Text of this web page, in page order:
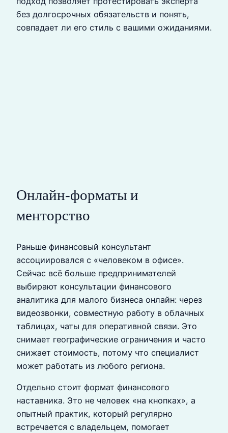
без долгосрочных обязательств и понять,
совпадает ли его стиль с вашими ожиданиями.
Онлайн‑форматы и
менторство
Раньше финансовый консультант
ассоциировался с «человеком в офисе».
Сейчас всё больше предпринимателей
выбирают консультации финансового
аналитика для малого бизнеса онлайн: через
видеозвонки, совместную работу в облачных
таблицах, чаты для оперативной связи. Это
снимает географические ограничения и часто
снижает стоимость, потому что специалист
может работать из любого региона.
Отдельно стоит формат финансового
наставника. Это не человек «на кнопках», а
опытный практик, который регулярно
встречается с владельцем, помогает